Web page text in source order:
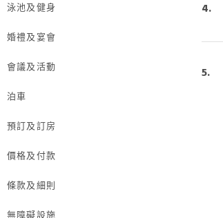
泳池及健身
婚禮及宴會
會議及活動
泊車
預訂及訂房
價格及付款
條款及細則